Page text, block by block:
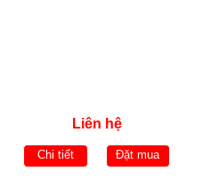
Liên hệ
Chi tiết Đặt mua